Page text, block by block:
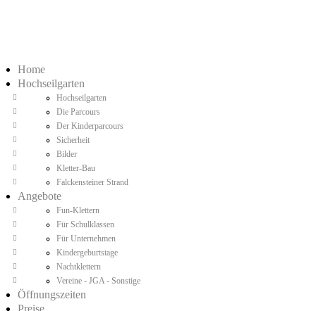
Home
Hochseilgarten
Hochseilgarten
Die Parcours
Der Kinderparcours
Sicherheit
Bilder
Kletter-Bau
Falckensteiner Strand
Angebote
Fun-Klettern
Für Schulklassen
Für Unternehmen
Kindergeburtstage
Nachtklettern
Vereine - JGA - Sonstige
Öffnungszeiten
Preise